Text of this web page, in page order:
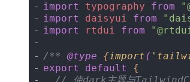
import typography from
import
daisyui from
import
rtdui from
/** @type {import (
export
default
{